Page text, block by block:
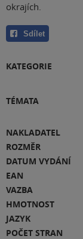
okrajích.
Sdílet
KATEGORIE
TÉMATA
NAKLADATEL
ROZMĚR
DATUM VYDÁNÍ
EAN
VAZBA
HMOTNOST
JAZYK
POČET STRAN